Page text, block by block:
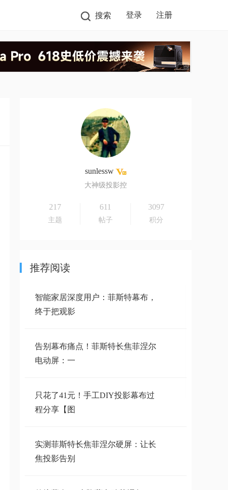
搜索 登录 注册
sunlessw
大神级投影控
217
主题
611
帖子
3097
积分
推荐阅读
智能家居深度用户：菲斯特幕布，
终于把观影
告别幕布痛点！菲斯特长焦菲涅尔
电动屏：一
只花了41元！手工DIY投影幕布过
程分享【图
实测菲斯特长焦菲涅尔硬屏：让长
焦投影告别